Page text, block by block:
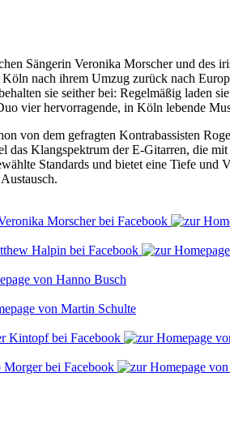
Sängerin Veronika Morscher und des
nach ihrem Umzug zurück nach
sie seither bei: Regelmäßig
vier hervorragende, in Köln lebende
von dem gefragten Kontrabassisten
das Klangspektrum der E-Gitarren, die
Standards und bietet eine Tiefe